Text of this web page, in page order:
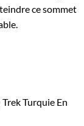
ce sommet
Trek Turquie En